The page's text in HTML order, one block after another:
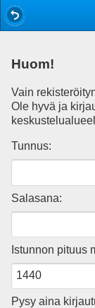
Huom!
Vain
Ole hyvä ja
Tunnus:
Salasana:
Istunnon pituus
Pysy aina